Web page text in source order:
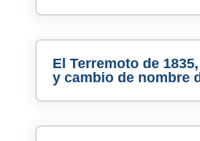
El Terremoto de
y cambio de nombre